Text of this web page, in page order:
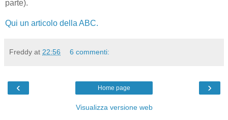
parte).
Qui un articolo della ABC.
Freddy at 22:56 6 commenti:
‹ ›
Home page
Visualizza versione web